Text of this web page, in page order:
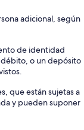
adicional, según
de identidad
o un depósito
que están sujetas a
y pueden suponer